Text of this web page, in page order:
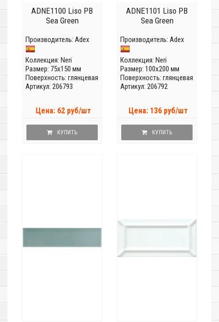
ADNE1100 Liso PB
Sea Green
Производитель: Adex
Коллекция: Neri
Размер: 75x150 мм
Поверхность: глянцевая
Артикул: 206793
Цена: 62 руб/шт
КУПИТЬ
ADNE1101 Liso PB
Sea Green
Производитель: Adex
Коллекция: Neri
Размер: 100x200 мм
Поверхность: глянцевая
Артикул: 206792
Цена: 136 руб/шт
КУПИТЬ